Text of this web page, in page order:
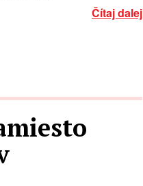
Čítaj dalej